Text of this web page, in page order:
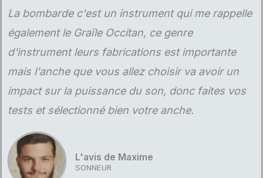
La bombarde c'est un instrument qui me rappelle
également le Graïle Occitan, ce genre
d'instrument leurs fabrications est importante
mais l'anche que vous allez choisir va avoir un
impact sur la puissance du son, donc faites vos
tests et sélectionné bien votre anche.
L'avis de Maxime
SONNEUR